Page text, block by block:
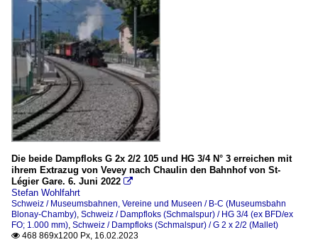
Die beide Dampfloks G 2x 2/2 105 und HG 3/4 N° 3 erreichen mit
ihrem Extrazug von Vevey nach Chaulin den Bahnhof von St-
Légier Gare. 6. Juni 2022 
Stefan Wohlfahrt
Schweiz / Museumsbahnen, Vereine und Museen / B-C (Museumsbahn
Blonay-Chamby), Schweiz / Dampfloks (Schmalspur) / HG 3/4 (ex BFD/ex
FO; 1.000 mm), Schweiz / Dampfloks (Schmalspur) / G 2 x 2/2 (Mallet)
 468 869x1200 Px, 16.02.2023